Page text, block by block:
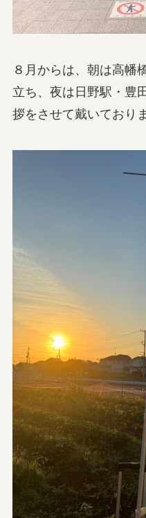
８月からは、朝は高幡
立ち、夜は日野駅・豊
拶をさせて戴いており